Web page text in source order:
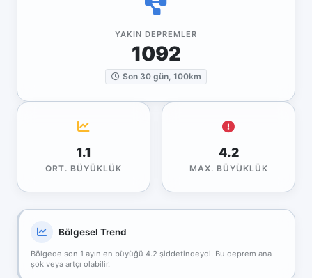
YAKIN DEPREMLER
1092
Son 30 gün, 100km
1.1
ORT. BÜYÜKLÜK
4.2
MAX. BÜYÜKLÜK
Bölgesel Trend
Bölgede son 1 ayın en büyüğü 4.2 şiddetindeydi. Bu deprem ana
şok veya artçı olabilir.